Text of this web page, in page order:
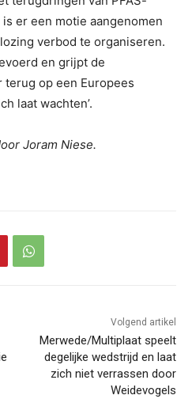
er een motie aangenomen
verbod te organiseren.
en grijpt de
op een Europees
laat wachten’.
Joram Niese.
Volgend artikel
Merwede/Multiplaat speelt
degelijke wedstrijd en laat
zich niet verrassen door
Weidevogels